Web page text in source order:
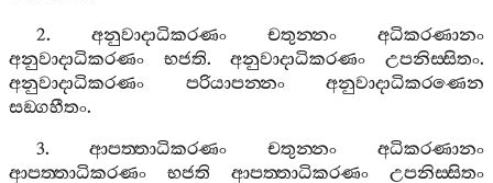
2. අනුවාදාධිකරණං චතුන‍්නං
අධිකරණානං
අනුවාදාධිකරණං
භජති.අනුවාදාධිකරණං උපනිස‍්සිතං.
අනුවාදාධිකරණං
පරියාපන‍්නං
අනුවාදාධිකරණෙන
සඞ‍්ගහීතං.
3.ආපත‍්තාධිකරණං චතුන‍්නං
අධිකරණානං
ආපත‍්තාධිකරණං
භජති ආපත‍්තාධිකරණං
උපනිස‍්සිතං